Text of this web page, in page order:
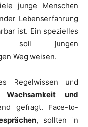
junge Menschen
Lebenserfahrung
ist. Ein spezielles
soll jungen
Weg weisen.
Regelwissen und
Wachsamkeit und
gefragt. Face-to-
, sollten in